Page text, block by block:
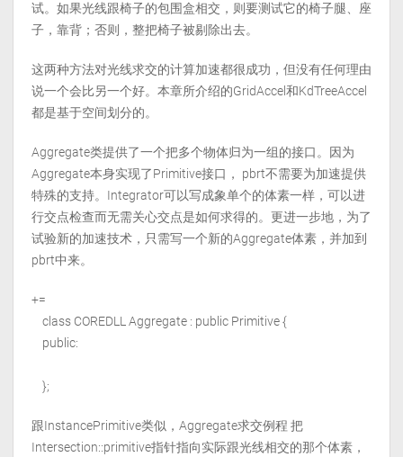
试。如果光线跟椅子的包围盒相交，则要测试它的椅子腿、座
子，靠背；否则，整把椅子被剔除出去。
这两种方法对光线求交的计算加速都很成功，但没有任何理由
说一个会比另一个好。本章所介绍的GridAccel和KdTreeAccel
都是基于空间划分的。
Aggregate类提供了一个把多个物体归为一组的接口。因为
Aggregate本身实现了Primitive接口， pbrt不需要为加速提供
特殊的支持。Integrator可以写成象单个的体素一样，可以进
行交点检查而无需关心交点是如何求得的。更进一步地，为了
试验新的加速技术，只需写一个新的Aggregate体素，并加到
pbrt中来。
+=
class COREDLL Aggregate : public Primitive {
public:
};
跟InstancePrimitive类似，Aggregate求交例程 把
Intersection::primitive指针指向实际跟光线相交的那个体素，